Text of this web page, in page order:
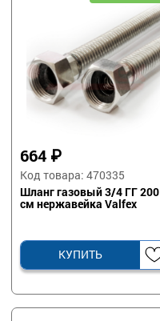
664 ₽
Код товара: 470335
Шланг газовый 3/4 ГГ 200
см нержавейка Valfex
КУПИТЬ